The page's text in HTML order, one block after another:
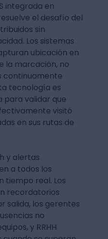
integrada en
el desafío del
sin
Los sistemas
ubicación en
la marcación, no
continuamente
tecnología es
para validar que
visitó
en sus rutas de
y alertas
a todos los
tiempo real. Los
recordatorios
salida, los gerentes
no
y RRHH